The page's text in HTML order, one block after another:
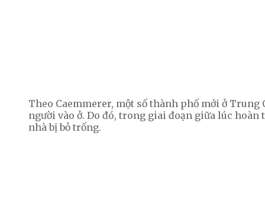
Theo Caemmerer, một số thành phố mới ở
người vào ở. Do đó, trong giai đoạn giữa lúc
nhà bị bỏ trống.